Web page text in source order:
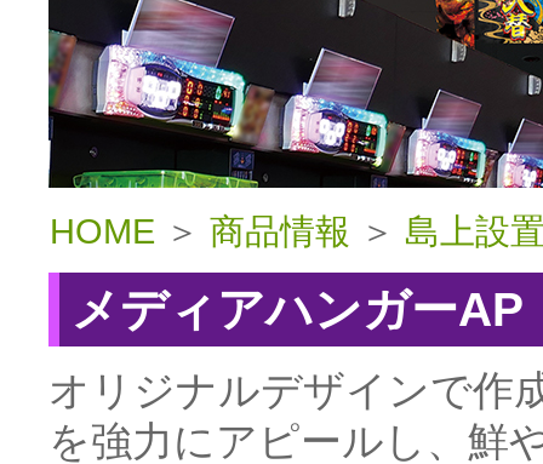
HOME ＞ 商品情報 ＞ 島上設
メディアハンガーAP
オリジナルデザインで作
を強力にアピールし、鮮